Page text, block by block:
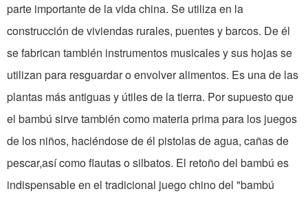
parte importante de la vida china. Se utiliza en la
construcción de viviendas rurales, puentes y barcos. De él
se fabrican también instrumentos musicales y sus hojas se
utilizan para resguardar o envolver alimentos. Es una de las
plantas más antiguas y útiles de la tierra. Por supuesto que
el bambú sirve también como materia prima para los juegos
de los niños, haciéndose de él pistolas de agua, cañas de
pescar,así como flautas o silbatos. El retoño del bambú es
indispensable en el tradicional juego chino del "bambú